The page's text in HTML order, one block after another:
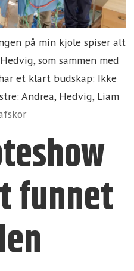
på min kjole spiser alt
som sammen med
et klart budskap: Ikke
Andrea, Hedvig, Liam
funnet